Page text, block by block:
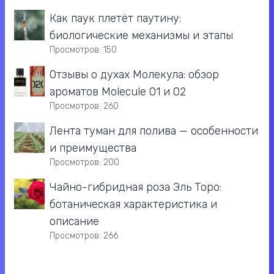
Как паук плетёт паутину:
биологические механизмы и этапы
Просмотров: 150
Отзывы о духах Молекула: обзор
ароматов Molecule 01 и 02
Просмотров: 260
Лента туман для полива — особенности
и преимущества
Просмотров: 200
Чайно-гибридная роза Эль Торо:
ботаническая характеристика и
описание
Просмотров: 266